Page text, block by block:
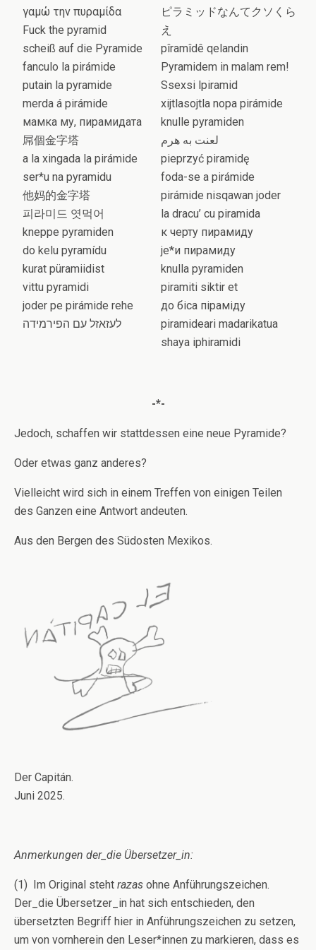
γαμώ την πυραμίδα
Fuck the pyramid
scheiß auf die Pyramide
fanculo la pirámide
putain la pyramide
merda á pirámide
мамка му, пирамидата
屌個金字塔
a la xingada la pirámide
ser*u na pyramidu
他妈的金字塔
피라미드 엿먹어
kneppe pyramiden
do kelu pyramídu
kurat püramiidist
vittu pyramidi
joder pe pirámide rehe
לעזאזל עם הפירמידה
ピラミッドなんてクソくら
え
pîramîdê qelandin
Pyramidem in malam rem!
Ssexsi lpiramid
xijtlasojtla nopa pirámide
knulle pyramiden
لعنت به هرم
pieprzyć piramidę
foda-se a pirámide
pirámide nisqawan joder
la dracu’ cu piramida
к черту пирамиду
је*и пирамиду
knulla pyramiden
piramiti siktir et
до біса піраміду
piramideari madarikatua
shaya iphiramidi
-*-
Jedoch, schaffen wir stattdessen eine neue Pyramide?
Oder etwas ganz anderes?
Vielleicht wird sich in einem Treffen von einigen Teilen
des Ganzen eine Antwort andeuten.
Aus den Bergen des Südosten Mexikos.
Der Capitán.
Juni 2025.
Anmerkungen der_die Übersetzer_in:
(1) Im Original steht razas ohne Anführungszeichen.
Der_die Übersetzer_in hat sich entschieden, den
übersetzten Begriff hier in Anführungszeichen zu setzen,
um von vornherein den Leser*innen zu markieren, dass es